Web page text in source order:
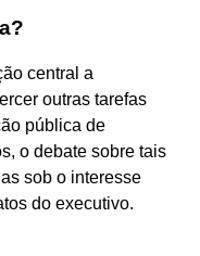
central a
outras tarefas
pública de
o debate sobre tais
sob o interesse
do executivo.